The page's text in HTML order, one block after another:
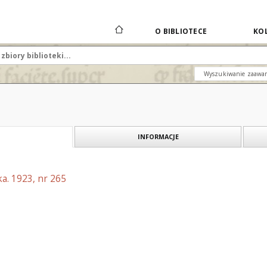
O BIBLIOTECE
Wyszukiwanie
INFORMACJE
1923, nr 265